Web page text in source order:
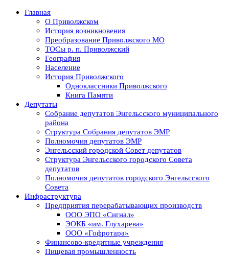
Главная
О Приволжском
История возникновения
Преобразование Приволжского МО
ТОСы р. п. Приволжский
География
Население
История Приволжского
Одноклассники Приволжского
Книга Памяти
Депутаты
Собрание депутатов Энгельсского муниципального
района
Структура Собрания депутатов ЭМР
Полномочия депутатов ЭМР
Энгельсский городской Совет депутатов
Структура Энгельсского городского Совета
депутатов
Полномочия депутатов городского Энгельсского
Совета
Инфраструктура
Предприятия перерабатывающих производств
ООО ЭПО «Сигнал»
ЭОКБ «им. Глухарева»
ООО «Гофротара»
Финансово-кредитные учреждения
Пищевая промышленность